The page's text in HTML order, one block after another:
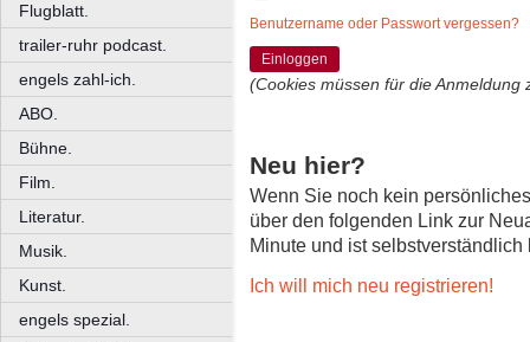
Flugblatt.
trailer-ruhr podcast.
engels zahl-ich.
ABO.
Bühne.
Film.
Literatur.
Musik.
Kunst.
engels spezial.
Benutzername oder Passwort vergessen?
Einloggen
(Cookies müssen für die Anmeldung
Neu hier?
Wenn Sie noch kein
über den folgenden Link zur
Minute und ist selbstverständlich
Ich will mich neu registrieren!